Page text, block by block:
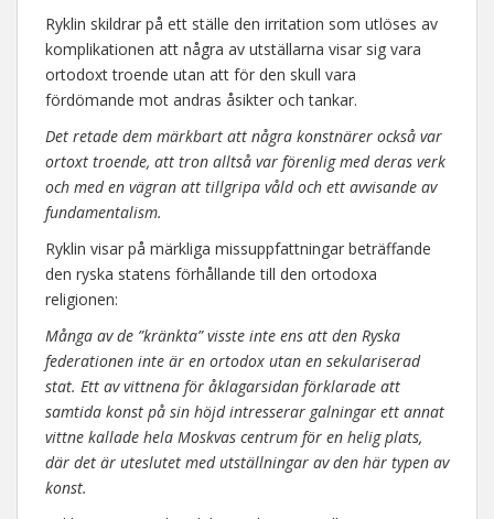
Ryklin skildrar på ett ställe den irritation som utlöses av
komplikationen att några av utställarna visar sig vara
ortodoxt troende utan att för den skull vara
fördömande mot andras åsikter och tankar.
Det retade dem märkbart att några konstnärer också var
ortoxt troende, att tron alltså var förenlig med deras verk
och med en vägran att tillgripa våld och ett avvisande av
fundamentalism.
Ryklin visar på märkliga missuppfattningar beträffande
den ryska statens förhållande till den ortodoxa
religionen:
Många av de ”kränkta” visste inte ens att den Ryska
federationen inte är en ortodox utan en sekulariserad
stat. Ett av vittnena för åklagarsidan förklarade att
samtida konst på sin höjd intresserar galningar ett annat
vittne kallade hela Moskvas centrum för en helig plats,
där det är uteslutet med utställningar av den här typen av
konst.